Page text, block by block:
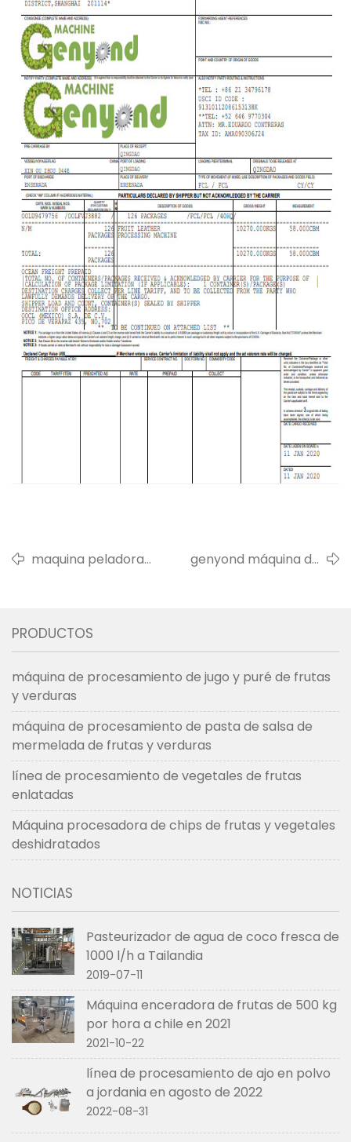
maquina peladora
genyond máquina de
PRODUCTOS
máquina de procesamiento de jugo y puré de frutas
y verduras
máquina de procesamiento de pasta de salsa de
mermelada de frutas y verduras
línea de procesamiento de vegetales de frutas
enlatadas
Máquina procesadora de chips de frutas y vegetales
deshidratados
NOTICIAS
Pasteurizador de agua de coco fresca de
1000 l/h a Tailandia
2019-07-11
Máquina enceradora de frutas de 500 kg
por hora a chile en 2021
2021-10-22
línea de procesamiento de ajo en polvo
a jordania en agosto de 2022
2022-08-31